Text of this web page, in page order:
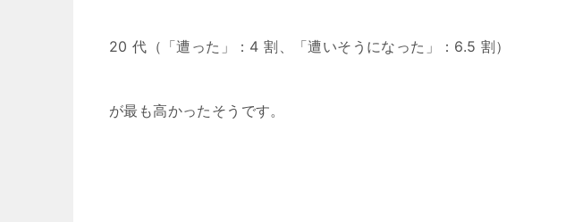
20 代（「遭った」：4 割、「遭いそうになった」：6.5 割）
が最も高かったそうです。